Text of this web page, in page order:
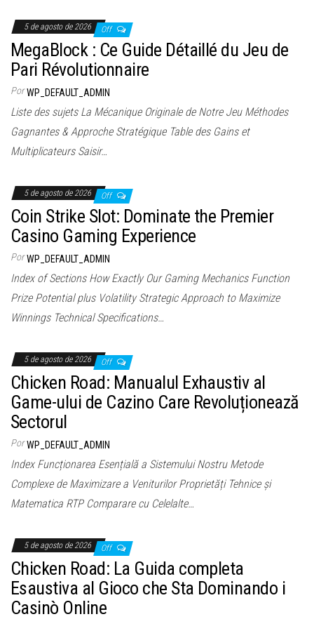
5 de agosto de 2026 Off
MegaBlock : Ce Guide Détaillé du Jeu de
Pari Révolutionnaire
Por WP_DEFAULT_ADMIN
Liste des sujets La Mécanique Originale de Notre Jeu Méthodes
Gagnantes & Approche Stratégique Table des Gains et
Multiplicateurs Saisir…
5 de agosto de 2026 Off
Coin Strike Slot: Dominate the Premier
Casino Gaming Experience
Por WP_DEFAULT_ADMIN
Index of Sections How Exactly Our Gaming Mechanics Function
Prize Potential plus Volatility Strategic Approach to Maximize
Winnings Technical Specifications…
5 de agosto de 2026 Off
Chicken Road: Manualul Exhaustiv al
Game-ului de Cazino Care Revoluționează
Sectorul
Por WP_DEFAULT_ADMIN
Index Funcționarea Esențială a Sistemului Nostru Metode
Complexe de Maximizare a Veniturilor Proprietăți Tehnice și
Matematica RTP Comparare cu Celelalte…
5 de agosto de 2026 Off
Chicken Road: La Guida completa
Esaustiva al Gioco che Sta Dominando i
Casinò Online